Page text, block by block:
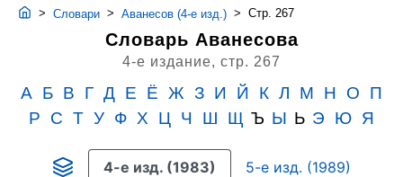
> Словари > Аванесов (4-е изд.) > Стр. 267
Словарь Аванесова
4-е издание, стр. 267
А Б В Г Д Е Ё Ж З И Й К Л М Н О
П
Р
С Т У Ф Х Ц Ч Ш Щ Ъ Ы Ь Э Ю Я
4-е изд. (1983) 5-е изд. (1989)